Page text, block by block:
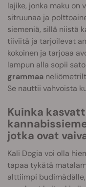
lajike, jonka maku on
sitruunaa ja
siemeniä, sillä niistä
tiiviitä ja tarjoilevat
kokoinen ja tarjoaa
lampun alla sopii
grammaa
Se nauttii vahvoista
Kuinka
jotka ovat
Kali Dogia voi olla
tapaa tykätä
alttiimpi